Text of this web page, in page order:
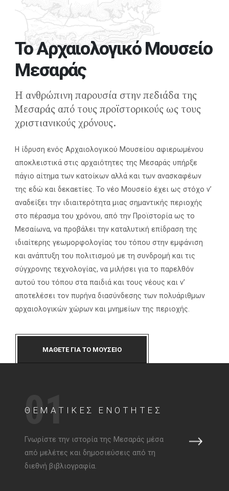
Το Αρχαιολογικό Μουσείο
Μεσαράς
Η ανθρώπινη παρουσία στην πεδιάδα της
Μεσαράς από τους προϊστορικούς ως τους
χριστιανικούς χρόνους.
Η ίδρυση ενός Αρχαιολογικού Μουσείου αφιερωμένου
αποκλειστικά στις αρχαιότητες της Μεσαράς υπήρξε
πάγιο αίτημα των κατοίκων αλλά και των ανασκαφέων
της εδώ και δεκαετίες. Το νέο Μουσείο έχει ως στόχο ν’
αναδείξει την ιδιαιτερότητα μιας σημαντικής περιοχής
στο πέρασμα του χρόνου, από την Προϊστορία ως το
Μεσαίωνα, να προβάλει την καταλυτική επίδραση της
ιδιαίτερης γεωμορφολογίας του τόπου στην εμφάνιση
και ανάπτυξη του πολιτισμού με τη συνδρομή και τις
σύγχρονης τεχνολογίας, να μιλήσει για το παρελθόν
αυτού του τόπου στα παιδιά και τους νέους και ν’
αποτελέσει τον πυρήνα διασύνδεσης των πολυάριθμων
αρχαιολογικών χώρων και μνημείων της περιοχής.
ΜΑΘΕΤΕ ΓΙΑ ΤΟ ΜΟΥΣΕΙΟ
01
ΘΕΜΑΤΙΚΕΣ ΕΝΟΤΗΤΕΣ
Γνωρίστε την ιστορία της Μεσαράς μέσα
από μελέτες και δημοσιεύσεις από τη
διεθνή βιβλιογραφία.